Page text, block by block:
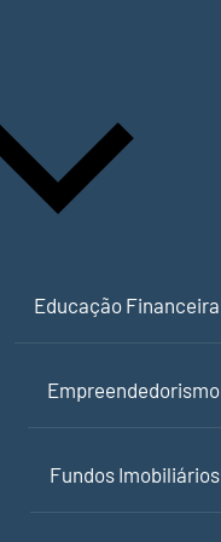
Educação Financeira
Empreendedorismo
Fundos Imobiliários